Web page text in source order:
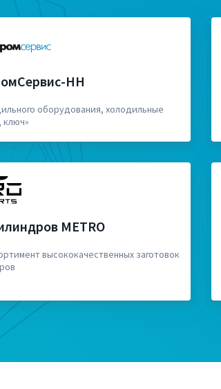
НН
оборудования, холодильные
ключ»
METRO
высококачественных заготовок